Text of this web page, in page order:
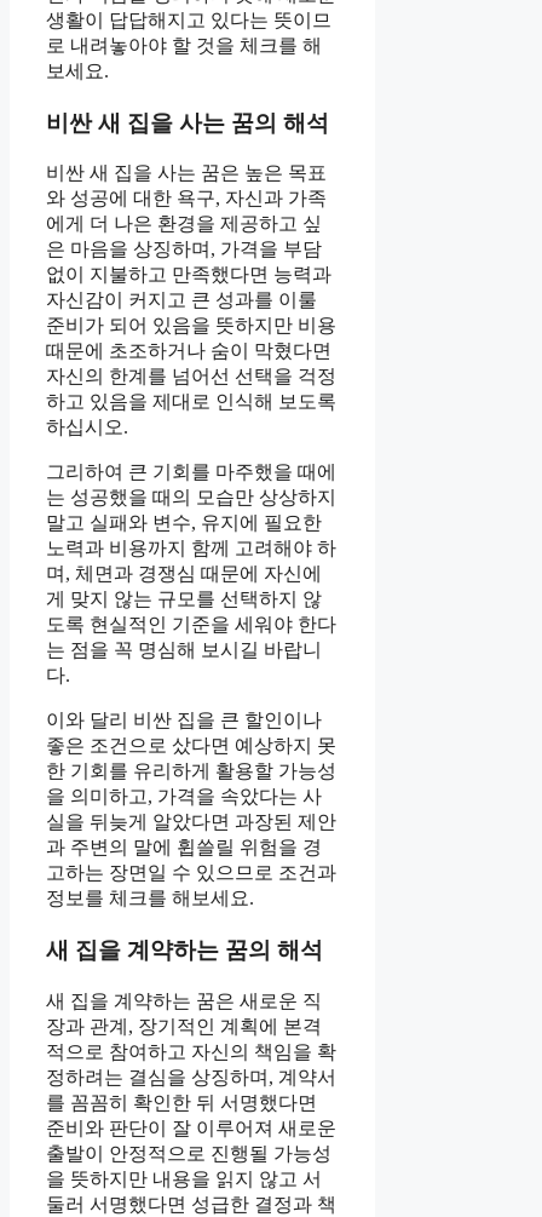
생활이 답답해지고 있다는 뜻이므
로 내려놓아야 할 것을 체크를 해
보세요.
비싼 새 집을 사는 꿈의 해석
비싼 새 집을 사는 꿈은 높은 목표
와 성공에 대한 욕구, 자신과 가족
에게 더 나은 환경을 제공하고 싶
은 마음을 상징하며, 가격을 부담
없이 지불하고 만족했다면 능력과
자신감이 커지고 큰 성과를 이룰
준비가 되어 있음을 뜻하지만 비용
때문에 초조하거나 숨이 막혔다면
자신의 한계를 넘어선 선택을 걱정
하고 있음을 제대로 인식해 보도록
하십시오.
그리하여 큰 기회를 마주했을 때에
는 성공했을 때의 모습만 상상하지
말고 실패와 변수, 유지에 필요한
노력과 비용까지 함께 고려해야 하
며, 체면과 경쟁심 때문에 자신에
게 맞지 않는 규모를 선택하지 않
도록 현실적인 기준을 세워야 한다
는 점을 꼭 명심해 보시길 바랍니
다.
이와 달리 비싼 집을 큰 할인이나
좋은 조건으로 샀다면 예상하지 못
한 기회를 유리하게 활용할 가능성
을 의미하고, 가격을 속았다는 사
실을 뒤늦게 알았다면 과장된 제안
과 주변의 말에 휩쓸릴 위험을 경
고하는 장면일 수 있으므로 조건과
정보를 체크를 해보세요.
새 집을 계약하는 꿈의 해석
새 집을 계약하는 꿈은 새로운 직
장과 관계, 장기적인 계획에 본격
적으로 참여하고 자신의 책임을 확
정하려는 결심을 상징하며, 계약서
를 꼼꼼히 확인한 뒤 서명했다면
준비와 판단이 잘 이루어져 새로운
출발이 안정적으로 진행될 가능성
을 뜻하지만 내용을 읽지 않고 서
둘러 서명했다면 성급한 결정과 책